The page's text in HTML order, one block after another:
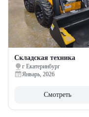
Складская техника
г Екатеринбург
Январь, 2026
Смотреть